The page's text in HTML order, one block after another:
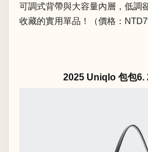
可調式背帶與大容量內層，低調
收藏的實用單品！（價格：
2025 Uniqlo 包包6.